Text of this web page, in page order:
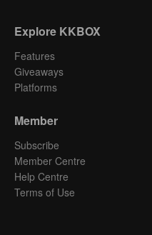
Explore KKBOX
Features
Giveaways
Platforms
Member
Subscribe
Member Centre
Help Centre
Terms of Use